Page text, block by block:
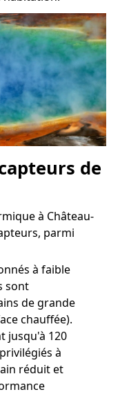
de
à Château-
parmi
à faible
sont
de grande
chauffée).
jusqu'à 120
à
réduit et